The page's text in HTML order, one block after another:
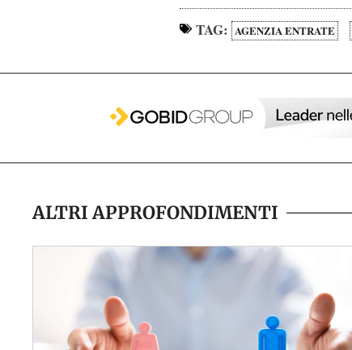
TAG: AGENZIA ENTRATE
ALTRI APPROFONDIMENTI